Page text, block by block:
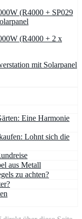
(R4000 + SP029
(R4000 + 2 x
mit Solarpanel
Eine Harmonie
Lohnt sich die
aus Metall
zu achten?